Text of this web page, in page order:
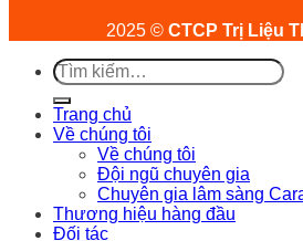
2025 © CTCP Trị Liệu
Tìm
kiếm:
Trang chủ
Về chúng tôi
Về chúng tôi
Đội ngũ chuyên gia
Chuyên gia lâm sàng
Thương hiệu hàng đầu
Đối tác